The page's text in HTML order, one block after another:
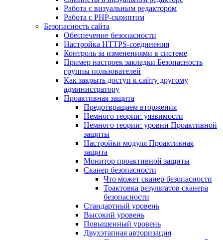
Работа с визуальным редактором
Работа с PHP-скриптом
Безопасность сайта
Обеспечение безопасности
Настройка HTTPS-соединения
Контроль за изменениями в системе
Пример настроек закладки Безопасность
группы пользователей
Как закрыть доступ к сайту другому
администратору
Проактивная защита
Предотвращаем вторжения
Немного теории: уязвимости
Немного теории: уровни Проактивной
защиты
Настройки модуля Проактивная
защита
Монитор проактивной защиты
Сканер безопасности
Что может сканер безопасности
Трактовка результатов сканера
безопасности
Стандартный уровень
Высокий уровень
Повышенный уровень
Двухэтапная авторизация